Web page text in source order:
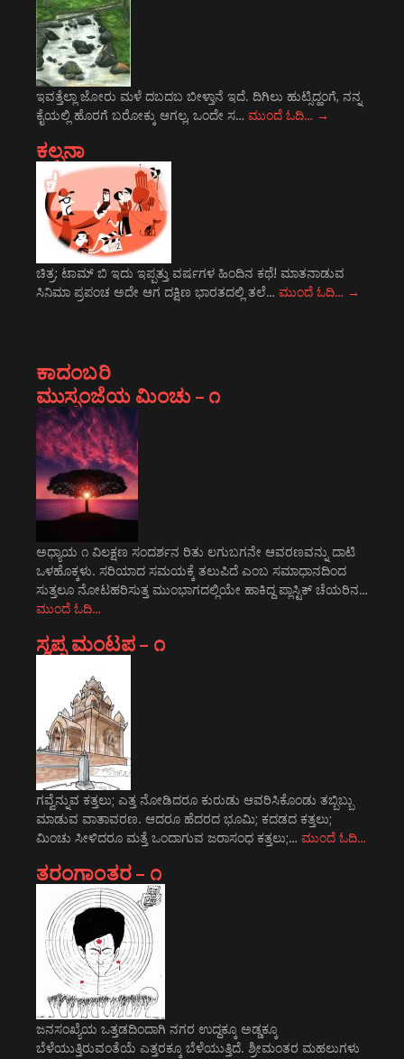
ಇವತ್ತೆಲ್ಲಾ ಜೋರು ಮಳೆ ದಬದಬ ಬೀಳ್ತಾನೆ ಇದೆ. ದಿಗಿಲು ಹುಟ್ಸಿದ್ಹಂಗೆ, ನನ್ನ
ಕೈಯಲ್ಲಿ ಹೊರಗೆ ಬರೋಕ್ಕು ಆಗಲ್ಲ, ಒಂದೇ ಸ… ಮುಂದೆ ಓದಿ… →
ಕಲ್ಪನಾ
ಚಿತ್ರ: ಟಾಮ್ ಬಿ ಇದು ಇಪ್ಪತ್ತು ವರ್ಷಗಳ ಹಿಂದಿನ ಕಥೆ! ಮಾತನಾಡುವ
ಸಿನಿಮಾ ಪ್ರಪಂಚ ಅದೇ ಆಗ ದಕ್ಷಿಣ ಭಾರತದಲ್ಲಿ ತಲೆ… ಮುಂದೆ ಓದಿ… →
ಕಾದಂಬರಿ
ಮುಸ್ಸಂಜೆಯ ಮಿಂಚು – ೧
ಅಧ್ಯಾಯ ೧ ವಿಲಕ್ಷಣ ಸಂದರ್ಶನ ರಿತು ಲಗುಬಗನೇ ಆವರಣವನ್ನು ದಾಟಿ
ಒಳಹೊಕ್ಕಳು. ಸರಿಯಾದ ಸಮಯಕ್ಕೆ ತಲುಪಿದೆ ಎಂಬ ಸಮಾಧಾನದಿಂದ
ಸುತ್ತಲೂ ನೋಟಹರಿಸುತ್ತ ಮುಂಭಾಗದಲ್ಲಿಯೇ ಹಾಕಿದ್ದ ಪ್ಲಾಸ್ಟಿಕ್ ಚೆಯರಿನ…
ಮುಂದೆ ಓದಿ…
ಸ್ವಪ್ನ ಮಂಟಪ – ೧
ಗವ್ವೆನ್ನುವ ಕತ್ತಲು; ಎತ್ತ ನೋಡಿದರೂ ಕುರುಡು ಆವರಿಸಿಕೊಂಡು ತಬ್ಬಿಬ್ಬು
ಮಾಡುವ ವಾತಾವರಣ. ಆದರೂ ಹೆದರದ ಭೂಮಿ; ಕದಡದ ಕತ್ತಲು;
ಮಿಂಚು ಸೀಳಿದರೂ ಮತ್ತೆ ಒಂದಾಗುವ ಜರಾಸಂಧ ಕತ್ತಲು;… ಮುಂದೆ ಓದಿ…
ತರಂಗಾಂತರ – ೧
ಜನಸಂಖ್ಯೆಯ ಒತ್ತಡದಿಂದಾಗಿ ನಗರ ಉದ್ದಕ್ಕೂ ಅಡ್ಡಕ್ಕೂ
ಬೆಳೆಯುತ್ತಿರುವಂತೆಯೆ ಎತ್ತರಕ್ಕೂ ಬೆಳೆಯುತ್ತಿದೆ. ಶ್ರೀಮಂತರ ಮಹಲುಗಳು